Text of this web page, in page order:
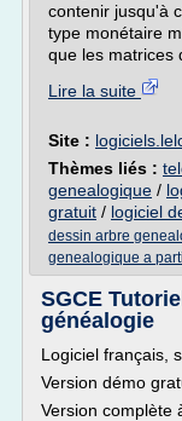
contenir jusqu'à
type monétaire
que les matrices
Lire la suite
Site :
Thèmes liés :
genealogique /
gratuit / logiciel
dessin arbre
genealogique a
SGCE
généalogie
Logiciel français,
Version démo
Version complète